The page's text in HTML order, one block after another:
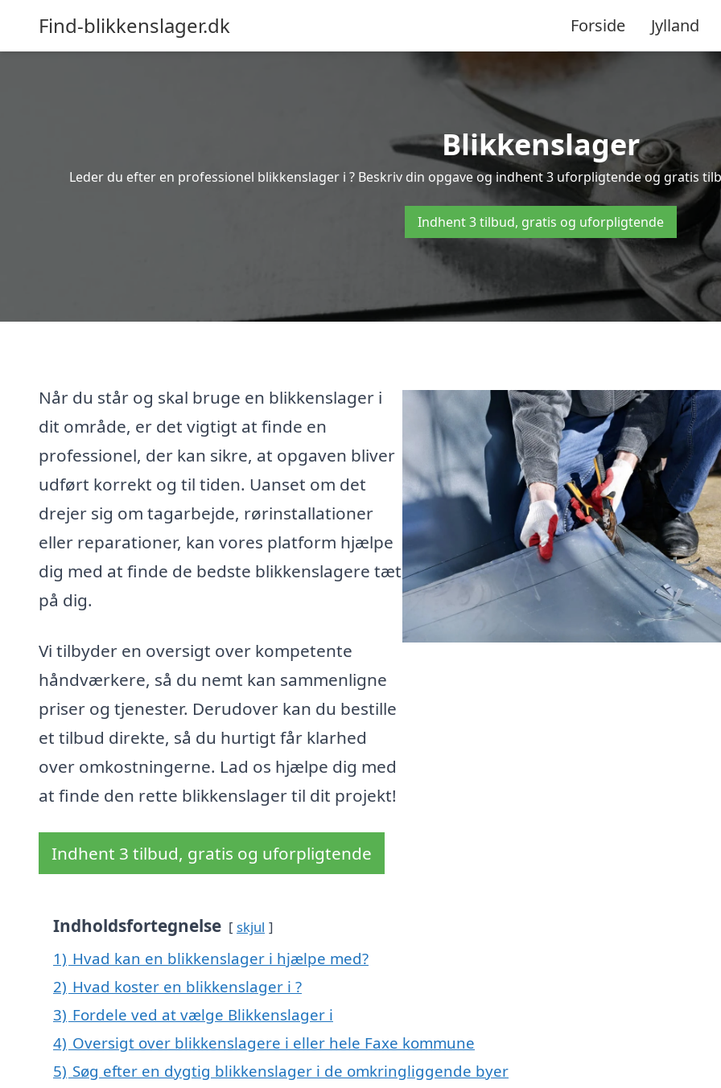
Find-blikkenslager.dk Forside Jylland
Blikkenslager
Leder du efter en professionel blikkenslager i ? Beskriv din opgave og indhent 3 uforpligtende og gratis
Indhent 3 tilbud, gratis og uforpligtende
Når du står og skal bruge en blikkenslager i
dit område, er det vigtigt at finde en
professionel, der kan sikre, at opgaven bliver
udført korrekt og til tiden. Uanset om det
drejer sig om tagarbejde, rørinstallationer
eller reparationer, kan vores platform hjælpe
dig med at finde de bedste blikkenslagere tæt
på dig.
Vi tilbyder en oversigt over kompetente
håndværkere, så du nemt kan sammenligne
priser og tjenester. Derudover kan du bestille
et tilbud direkte, så du hurtigt får klarhed
over omkostningerne. Lad os hjælpe dig med
at finde den rette blikkenslager til dit projekt!
Indhent 3 tilbud, gratis og uforpligtende
Indholdsfortegnelse skjul
1) Hvad kan en blikkenslager i hjælpe med?
2) Hvad koster en blikkenslager i ?
3) Fordele ved at vælge Blikkenslager i
4) Oversigt over blikkenslagere i eller hele Faxe kommune
5) Søg efter en dygtig blikkenslager i de omkringliggende byer